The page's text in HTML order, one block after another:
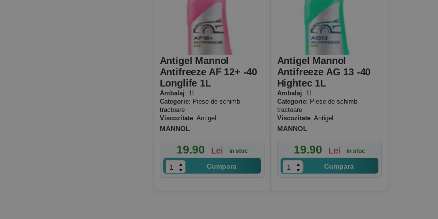
Antigel Mannol
Antifreeze AF 12+ -40
Longlife 1L
Ambalaj: 1L
Categorie: Piese de schimb
tractoare
Viscozitate: Antigel
MANNOL
19.90 Lei in stoc
Cumpara
Antigel Mannol
Antifreeze AG 13 -40
Hightec 1L
Ambalaj: 1L
Categorie: Piese de schimb
tractoare
Viscozitate: Antigel
MANNOL
19.90 Lei in stoc
Cumpara